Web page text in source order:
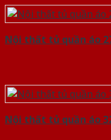
Nội thất tủ quần áo
Nội thất tủ quần áo